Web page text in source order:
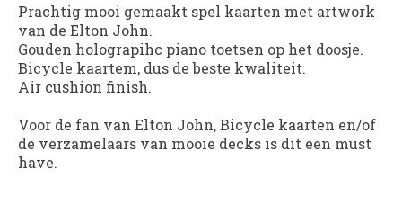
Prachtig mooi gemaakt spel kaarten met artwork
van de Elton John.
Gouden holograpihc piano toetsen op het doosje.
Bicycle kaartem, dus de beste kwaliteit.
Air cushion finish.
Voor de fan van Elton John, Bicycle kaarten en/of
de verzamelaars van mooie decks is dit een must
have.